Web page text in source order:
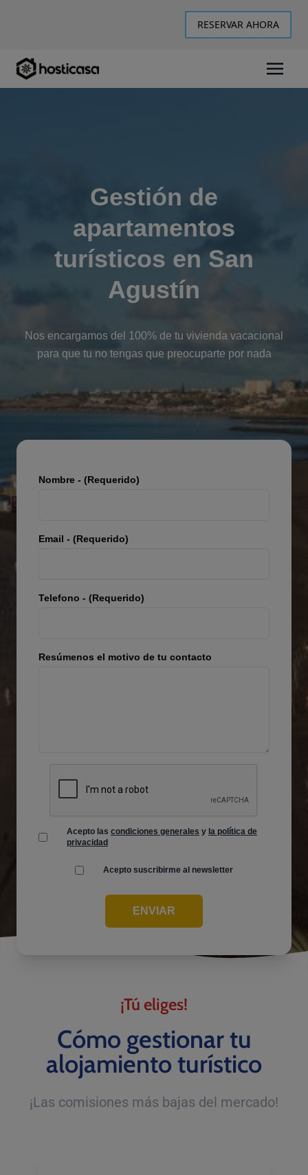
RESERVAR AHORA
Gestión de
apartamentos
turísticos en San
Agustín
Nos encargamos del 100% de tu vivienda vacacional
para que tu no tengas que preocuparte por nada
Nombre - (Requerido)
Email - (Requerido)
Telefono - (Requerido)
Resúmenos el motivo de tu contacto
Acepto las condiciones generales y la política de
privacidad
Acepto suscribirme al newsletter
ENVIAR
¡Tú eliges!
Cómo gestionar tu
alojamiento turístico
¡Las comisiones más bajas del mercado!